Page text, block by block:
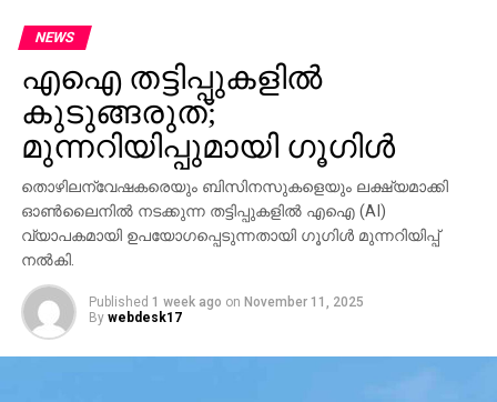
NEWS
എഐ തട്ടിപ്പുകളില്‍
കുടുങ്ങരുത്;
മുന്നറിയിപ്പുമായി ഗൂഗിള്‍
തൊഴിലന്വേഷകരെയും ബിസിനസുകളെയും ലക്ഷ്യമാക്കി
ഓണ്‍ലൈനില്‍ നടക്കുന്ന തട്ടിപ്പുകളില്‍ എഐ (AI)
വ്യാപകമായി ഉപയോഗപ്പെടുന്നതായി ഗൂഗിള്‍ മുന്നറിയിപ്പ്
നല്‍കി.
Published 1 week ago on November 11, 2025
By webdesk17